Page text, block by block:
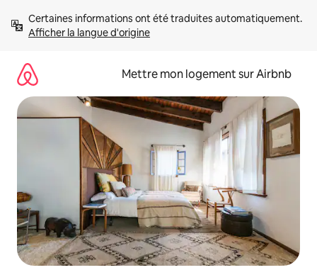
directement
Afficher la langue d'origine
Mettre mon logement sur Airbnb